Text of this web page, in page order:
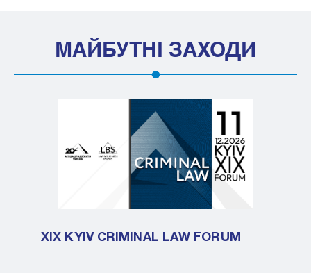
МАЙБУТНІ ЗАХОДИ
XIX KYIV CRIMINAL LAW FORUM